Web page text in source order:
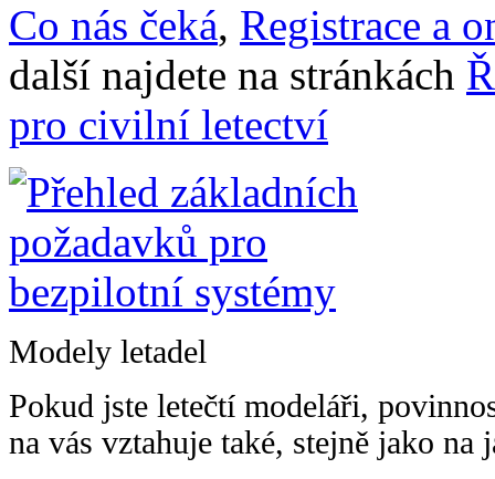
Co nás čeká, Registrace a
další najdete na stránkách
pro civilní letectví
Modely letadel
Pokud jste letečtí modeláři,
na vás vztahuje také, stejně jako